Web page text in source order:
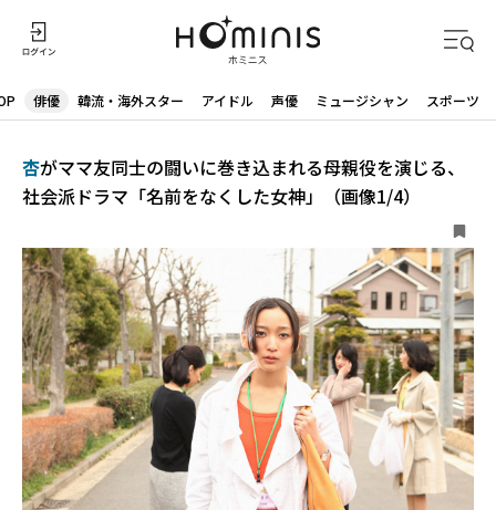
俳優 韓流・海外スター アイドル 声優 ミュージシャン スポーツ
杏がママ友同士の闘いに巻き込まれる母親役を演じる、
社会派ドラマ「名前をなくした女神」（画像1/4）